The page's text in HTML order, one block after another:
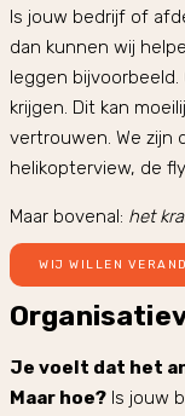
Is jouw bedrijf of
dan kunnen wij
leggen
krijgen. Dit kan
vertrouwen. We zijn
helikopterview, de
Maar bovenal: het
WIJ WILLEN
Je voelt dat het
Maar hoe? Is jouw